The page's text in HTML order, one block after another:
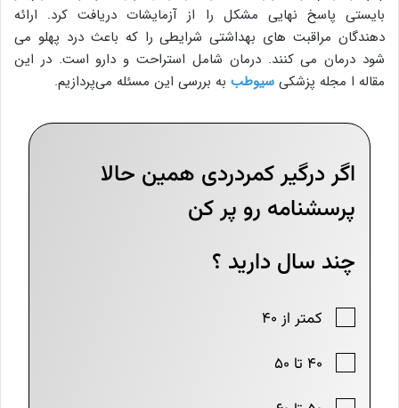
بایستی پاسخ نهایی مشکل را از آزمایشات دریافت کرد. ارائه
دهندگان مراقبت های بهداشتی شرایطی را که باعث درد پهلو می
شود درمان می کنند. درمان شامل استراحت و دارو است. در این
مقاله ا مجله پزشکی سیوطب به بررسی این مسئله می‌پردازیم.